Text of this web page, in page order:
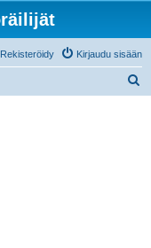
Kirjaudu sisään
Rekisteröidy